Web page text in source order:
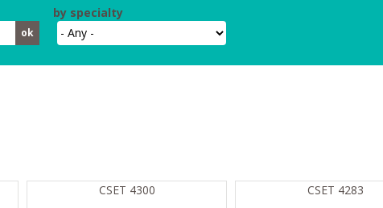
by specialty
CSET 4300
CSET 4283